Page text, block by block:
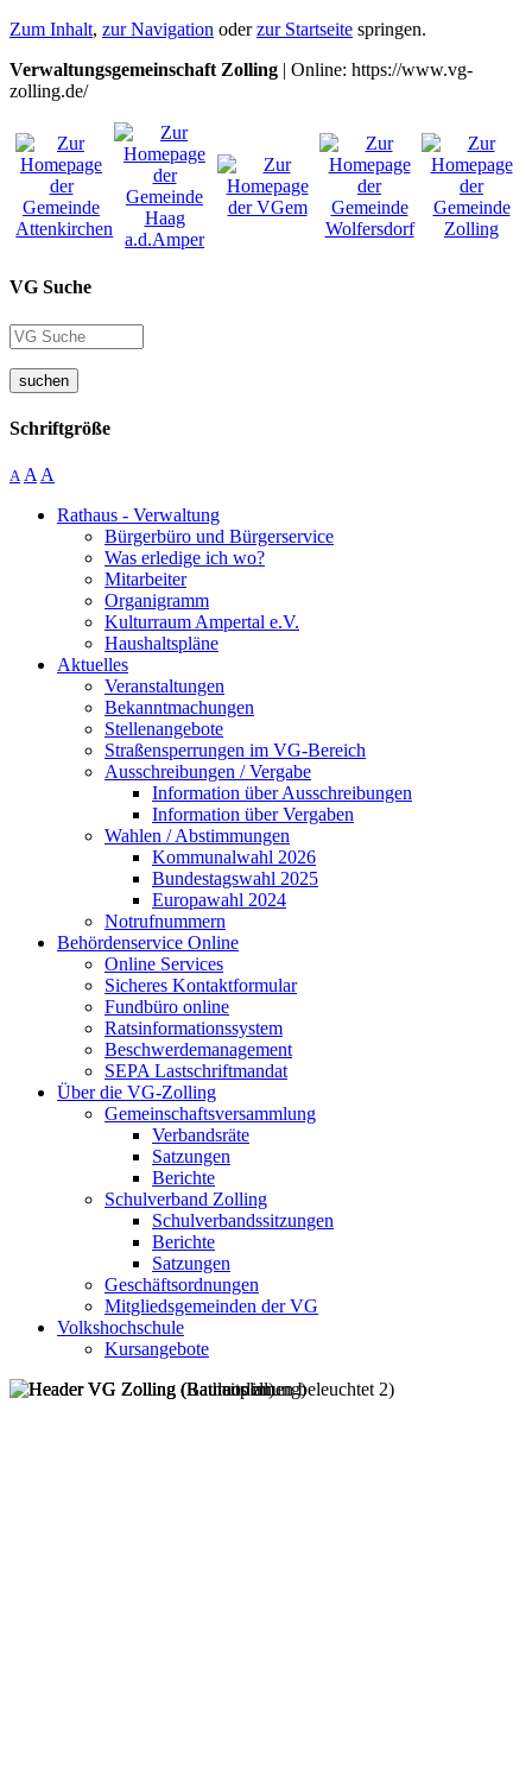
Zum Inhalt, zur Navigation oderzur Startseite springen.
Verwaltungsgemeinschaft Zolling | Online: https://www.vg-
zolling.de/
VG Suche
suchen
Schriftgröße
A A A
Rathaus - Verwaltung
Bürgerbüro und Bürgerservice
Was erledige ich wo?
Mitarbeiter
Organigramm
Kulturraum Ampertal e.V.
Haushaltspläne
Aktuelles
Veranstaltungen
Bekanntmachungen
Stellenangebote
Straßensperrungen im VG-Bereich
Ausschreibungen / Vergabe
Information über Ausschreibungen
Information über Vergaben
Wahlen / Abstimmungen
Kommunalwahl 2026
Bundestagswahl 2025
Europawahl 2024
Notrufnummern
Behördenservice Online
Online Services
Sicheres Kontaktformular
Fundbüro online
Ratsinformationssystem
Beschwerdemanagement
SEPA Lastschriftmandat
Über die VG-Zolling
Gemeinschaftsversammlung
Verbandsräte
Satzungen
Berichte
Schulverband Zolling
Schulverbandssitzungen
Berichte
Satzungen
Geschäftsordnungen
Mitgliedsgemeinden der VG
Volkshochschule
Kursangebote